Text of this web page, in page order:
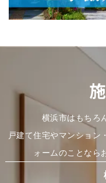
横浜市はもちろ
戸建て住宅やマンション
ォームのことなら